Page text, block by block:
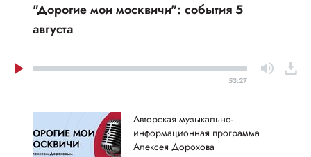
"Дорогие мои москвичи": события 5
августа
53:27
Авторская музыкально-
информационная программа
Алексея Дорохова